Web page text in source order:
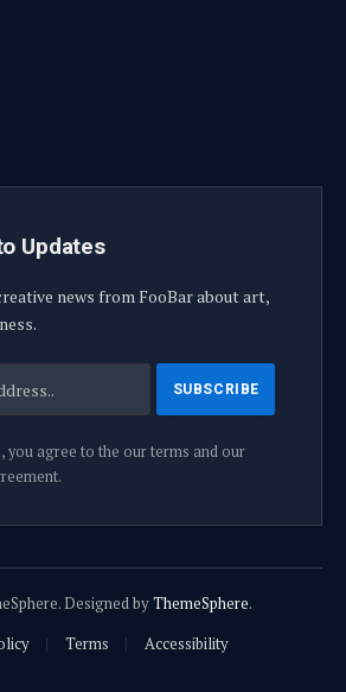
Updates
news from FooBar about art,
you agree to the our terms and our
Designed byThemeSphere.
Terms Accessibility